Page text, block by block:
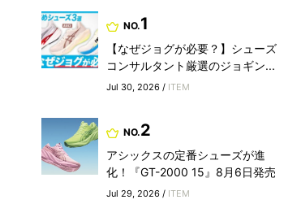
NO.1
【なぜジョグが必要？】シューズ
コンサルタント厳選のジョギン...
Jul 30, 2026 / ITEM
NO.2
アシックスの定番シューズが進
化！『GT-2000 15』8月6日発売
Jul 29, 2026 / ITEM